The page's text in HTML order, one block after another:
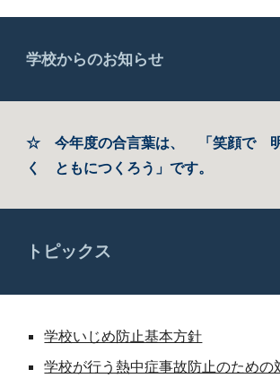
学校からのお知らせ
☆ 今年度の合言葉は、
「笑顔で
く ともにつくろう」です。
トピックス
学校いじめ防止基本方針
学校が行う熱中症事故防止のための